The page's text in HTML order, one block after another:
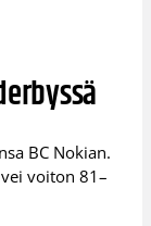
BC Nokian.
voiton 81–